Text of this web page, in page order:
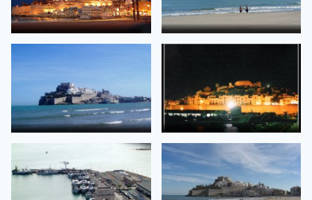
PeÃ±iscola 1452 Â© (Foto_Seb)
de Alberto Asensio
PeÃ±iscola 1994
de durandarte (ON-OFF)